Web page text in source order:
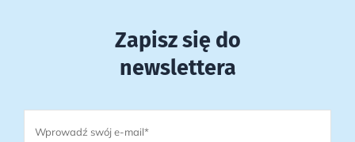
Zapisz się do
newslettera